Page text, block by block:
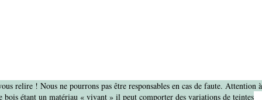
relire ! Nous ne pourrons pas être responsables en cas de faute. Attention
bois étant un matériau « vivant » il peut comporter des variations de teintes